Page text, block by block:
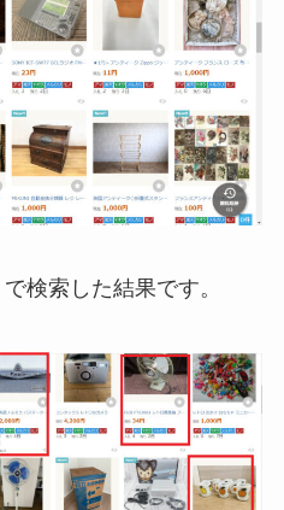
検索した結果です。